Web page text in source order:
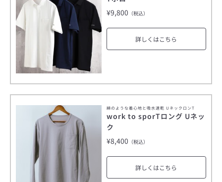
¥9,800 （税込）
詳しくはこちら
綿のような着心地と吸水速乾 UネックロンT
work to sporTロング Uネッ
ク
¥8,400 （税込）
詳しくはこちら